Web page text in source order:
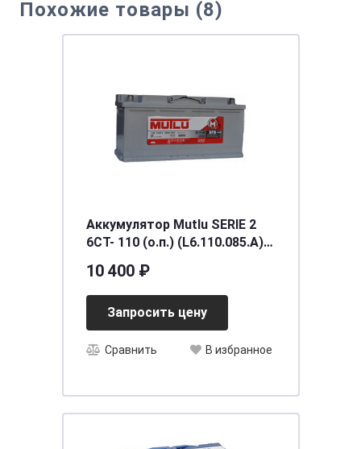
Похожие товары (8)
Аккумулятор Mutlu SERIE 2
6CT- 110 (о.п.) (L6.110.085.A)
10 400 ₽
Запросить цену
Сравнить В избранное